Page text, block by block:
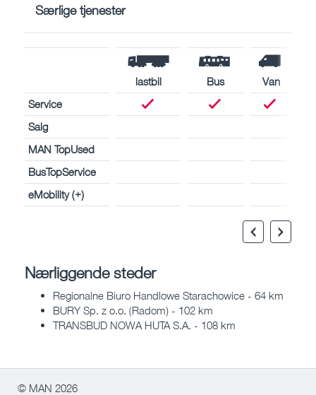
Særlige tjenester
lastbil Bus
Van
Service
Salg
MAN TopUsed
BusTopService
eMobility (+)
Nærliggende steder
Regionalne Biuro Handlowe Starachowice - 64 km
BURY Sp. z o.o. (Radom) - 102 km
TRANSBUD NOWA HUTA S.A. - 108 km
© MAN 2026